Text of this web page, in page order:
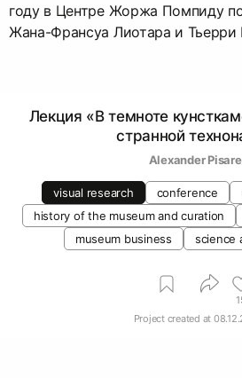
году в Центре Жоржа Помпиду
Жана-Франсуа Лиотара и Тьерри
Лекция «В темноте
странной
Alexander
visual research conference
history of the museum and curation
museum business
science
Project created at